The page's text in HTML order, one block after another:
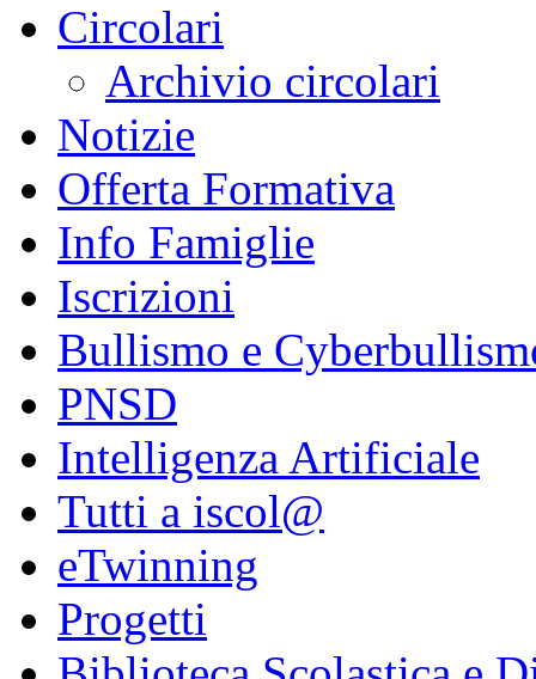
Circolari
Archivio circolari
Notizie
Offerta Formativa
Info Famiglie
Iscrizioni
Bullismo e
PNSD
Intelligenza Artificiale
Tutti a iscol@
eTwinning
Progetti